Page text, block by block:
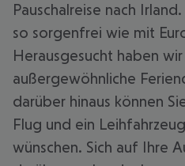
Pauschalreise nach
so sorgenfrei wie mit
Herausgesucht haben
außergewöhnliche
darüber hinaus können
Flug und ein
wünschen. Sich auf Ihre